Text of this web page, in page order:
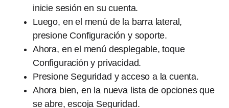
inicie sesión en su cuenta.
Luego, en el menú de la barra lateral,
presione Configuración y soporte.
Ahora, en el menú desplegable, toque
Configuración y privacidad.
Presione Seguridad y acceso a la cuenta.
Ahora bien, en la nueva lista de opciones que
se abre, escoja Seguridad.